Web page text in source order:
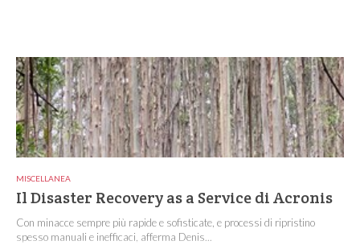
MISCELLANEA
Il Disaster Recovery as a Service di Acronis
Con minacce sempre più rapide e sofisticate, e processi di ripristino
spesso manuali e inefficaci, afferma Denis...